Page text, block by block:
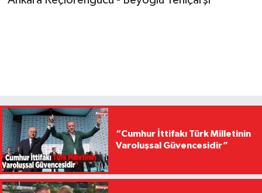
“Cumhur İttifakı Türk Milletinin
Varoluşsal Güvencesidir”